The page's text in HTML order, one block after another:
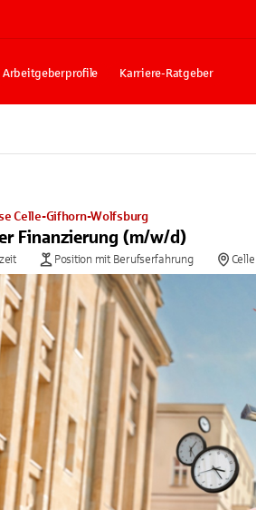
Arbeitgeberprofile Karriere-Ratgeber
Celle-Gifhorn-Wolfsburg
Finanzierung (m/w/d)
Position mit Berufserfahrung Celle